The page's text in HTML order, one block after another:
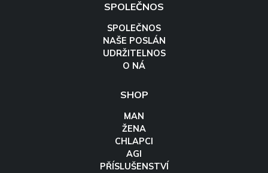
SPOLEČNOS
SPOLEČNOS
NAŠE POSLÁN
UDRŽITELNOS
O NÁ
SHOP
MAN
ŽENA
CHLAPCI
AGI
PŘÍSLUŠENSTVÍ